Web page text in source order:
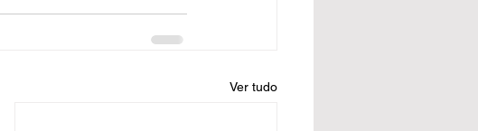
Ver tudo